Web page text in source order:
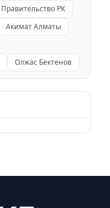
Правительство РК
Акимат Алматы
Олжас Бектенов